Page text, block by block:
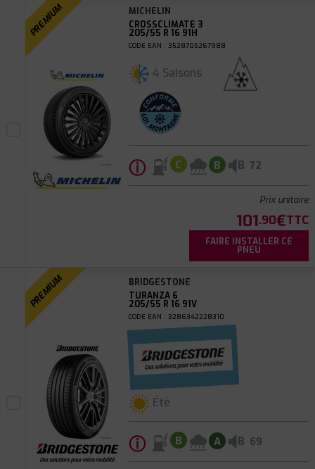
PREMIUM
MICHELIN
CROSSCLIMATE 3
205/55 R 16 91H
CODE EAN : 3528705267988
4 Saisons
ⓘ C B B 72
Prix unitaire
101.90€TTC
FAIRE INSTALLER CE
PNEU
PREMIUM
BRIDGESTONE
TURANZA 6
205/55 R 16 91V
CODE EAN : 3286342228310
Été
ⓘ B A B 69